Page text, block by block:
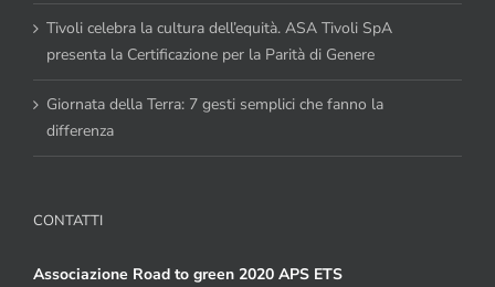
Tivoli celebra la cultura dell’equità. ASA Tivoli SpA
presenta la Certificazione per la Parità di Genere
Giornata della Terra: 7 gesti semplici che fanno la
differenza
CONTATTI
Associazione Road to green 2020 APS ETS